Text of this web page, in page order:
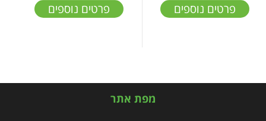
פרטים נוספים פרטים נוספים
מפת אתר